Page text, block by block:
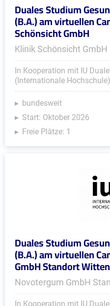
Duales Studium
(B.A.) am virtuellen
Schönsicht GmbH
Klinik Schönsicht GmbH
In Kooperation mit IU
(Internationale Hochschule)
bundesweit
Start: Oktober 2026
Freie Plätze: 1
Duales Studium
(B.A.) am virtuellen
GmbH Standort Witten
Novotergum GmbH
In Kooperation mit IU